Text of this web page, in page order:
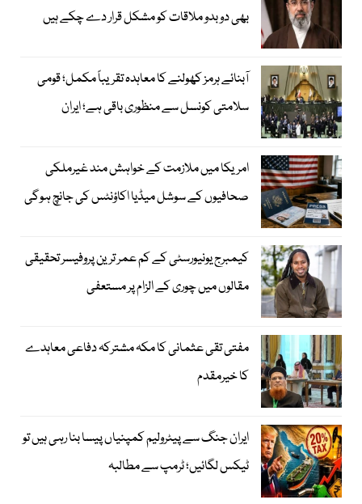
بھی دوبدو ملاقات کو مشکل قرار دے چکے ہیں
آبنائے ہرمز کھولنے کا معاہدہ تقریباً مکمل؛ قومی
سلامتی کونسل سے منظوری باقی ہے؛ ایران
امریکا میں ملازمت کے خواہش مند غیرملکی
صحافیوں کے سوشل میڈیا اکاؤنٹس کی جانچ ہوگی
کیمبرج یونیورسٹی کے کم عمر ترین پروفیسر تحقیقی
مقالوں میں چوری کے الزام پر مستعفی
مفتی تقی عثمانی کا مکہ مشترکہ دفاعی معاہدے
کا خیرمقدم
ایران جنگ سے پیٹرولیم کمپنیاں پیسا بنا رہی ہیں تو
ٹیکس لگائیں؛ ٹرمپ سے مطالبہ